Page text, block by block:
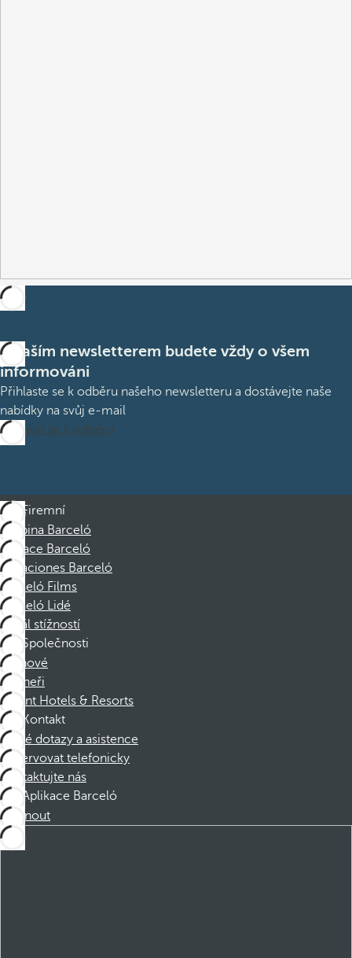
S naším newsletterem budete vždy o všem
informováni
Přihlaste se k odběru našeho newsletteru a dostávejte naše
nabídky na svůj e-mail
Přihlásit se k odběru
Firemní
Skupina Barceló
Nadace Barceló
Vacaciones Barceló
Barceló Films
Barceló Lidé
Kanál stížností
Společnosti
Členové
Partneři
Dorint Hotels & Resorts
Kontakt
Časté dotazy a asistence
Rezervovat telefonicky
Kontaktujte nás
Aplikace Barceló
Stáhnout